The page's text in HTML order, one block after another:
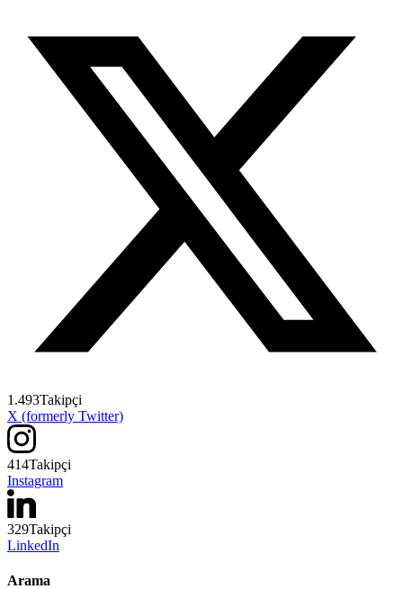
1.493Takipçi
X (formerly Twitter)
414Takipçi
Instagram
329Takipçi
LinkedIn
Arama